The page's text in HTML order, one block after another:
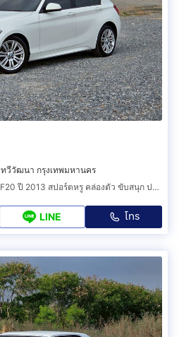
ทวีวัฒนา กรุงเทพมหานคร
BMW 116i M Sport Hatchback F20 ปี 2013 สปอร์ตหรู คล่องตัว ขับสนุก ประหยัดน้ำมันสุดๆ
LINE โทร